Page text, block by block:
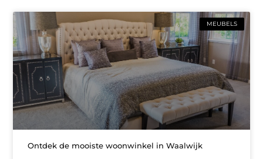
MEUBELS
Ontdek de mooiste woonwinkel in Waalwijk